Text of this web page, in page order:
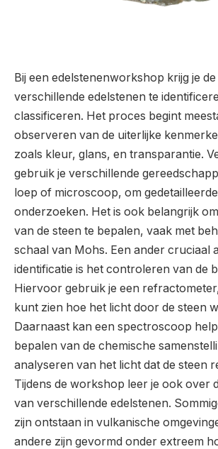
Bij een edelstenenworkshop krijg je
verschillende edelstenen te
classificeren. Het proces begint
observeren van de uiterlijke
zoals kleur, glans, en transparantie.
gebruik je verschillende
loep of microscoop, om
onderzoeken. Het is ook belangrijk
van de steen te bepalen, vaak met
schaal van Mohs. Een ander cruciaal
identificatie is het controleren van de
Hiervoor gebruik je een
kunt zien hoe het licht door de steen
Daarnaast kan een spectroscoop
bepalen van de chemische
analyseren van het licht dat de steen
Tijdens de workshop leer je ook over
van verschillende edelstenen.
zijn ontstaan in vulkanische
andere zijn gevormd onder extreem